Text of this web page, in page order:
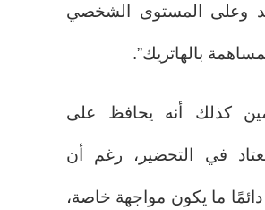
وعلى المستوى الشخصي
بالهاتريك”.
كذلك أنه يحافظ على
في التحضير، رغم أن
دائمًا ما يكون مواجهة خاصة،